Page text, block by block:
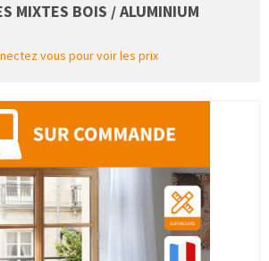
MIXTES BOIS / ALUMINIUM
vous pour voir les prix